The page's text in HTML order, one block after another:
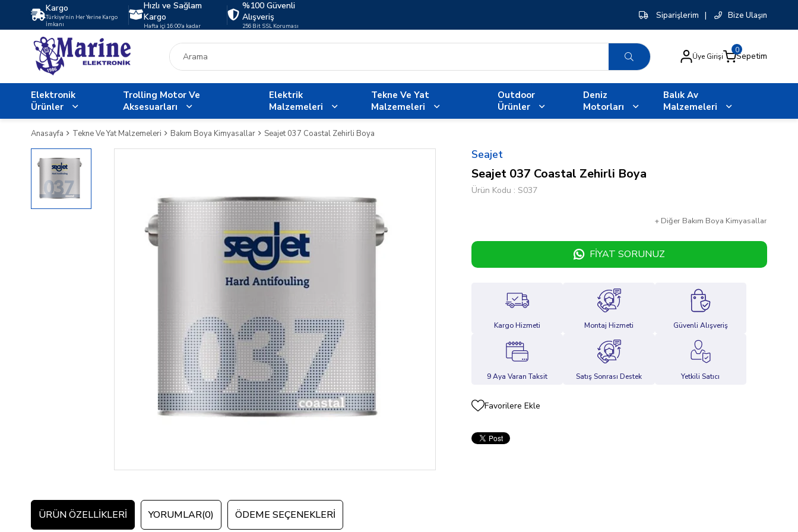
Kargo
Türkiye'nin Her Yerine Kargo
İmkanı
Hızlı ve Sağlam
Kargo
Hafta içi 16:00'a kadar
%100 Güvenli
Alışveriş
256 Bit SSL Koruması
Siparişlerim | Bize Ulaşın
Üye Girişi Sepetim
0
Elektronik
Ürünler
Trolling Motor Ve
Aksesuarları
Elektrik
Malzemeleri
Tekne Ve Yat
Malzemeleri
Outdoor
Ürünler
Deniz
Motorları
Balık Av
Malzemeleri
Anasayfa Tekne Ve Yat Malzemeleri Bakım Boya Kimyasallar Seajet 037 Coastal Zehirli Boya
Seajet
Seajet 037 Coastal Zehirli Boya
Ürün Kodu S037
+ Diğer Bakım Boya Kimyasallar
FIYAT SORUNUZ
Kargo Hizmeti Montaj Hizmeti Güvenli Alışveriş
9 Aya Varan Taksit Satış Sonrası Destek Yetkili Satıcı
Favorilere Ekle
ÜRÜN ÖZELLIKLERI YORUMLAR(0) ÖDEME SEÇENEKLERI